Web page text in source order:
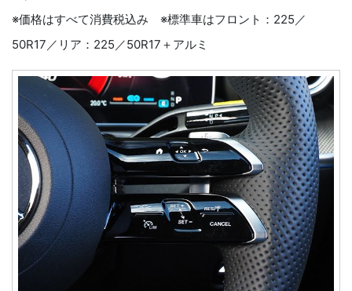
※価格はすべて消費税込み ※標準車はフロント：225／
50R17／リア：225／50R17＋アルミ